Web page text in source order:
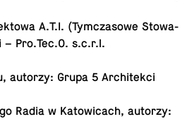
A.T.I. (Tym­cza­so­we Sto­wa­
Pro.​Tec.O. s.c.r.l.
autorzy: Grupa 5 Architekci
Radia w Ka­to­wi­cach, autorzy: